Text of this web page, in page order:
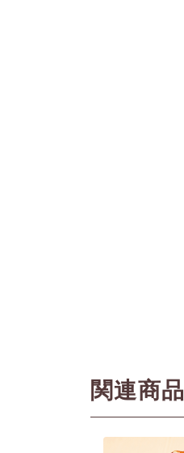
関連商品